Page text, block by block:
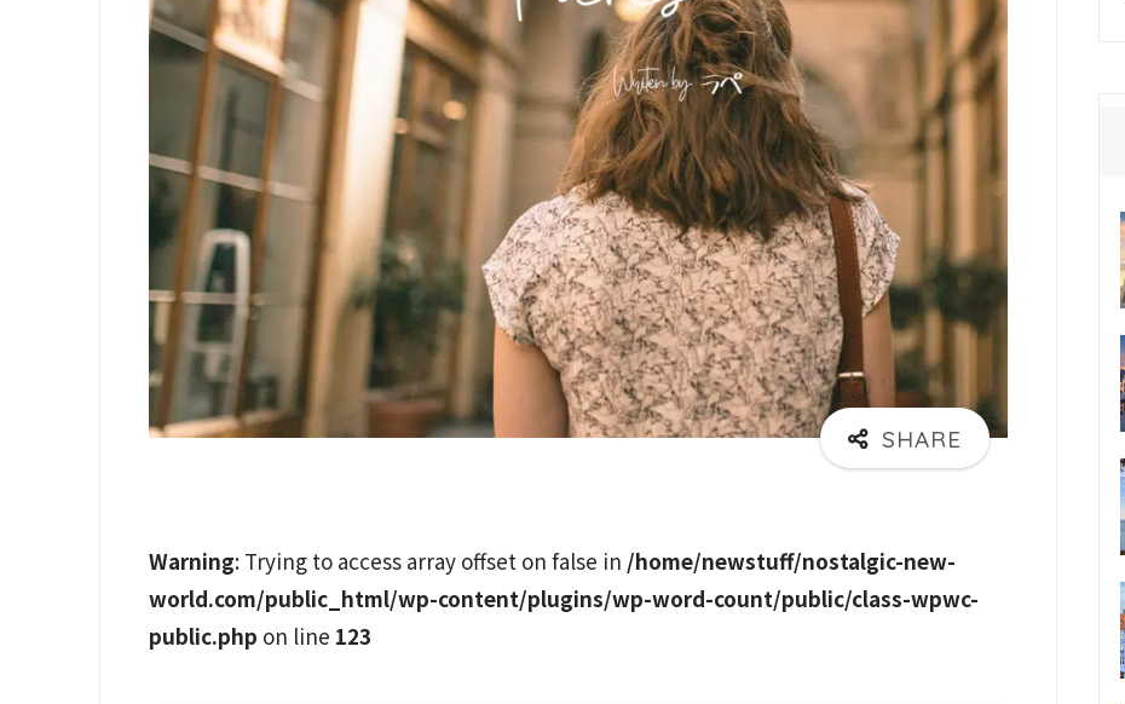
Warning: Trying to access array offset on false in /home/newstuff/nostalgic-new-
world.com/public_html/wp-content/plugins/wp-word-count/public/class-wpwc-
public.php on line 123